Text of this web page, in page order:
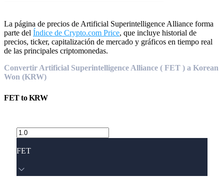
La página de precios de Artificial Superintelligence Alliance forma
parte del Índice de Crypto.com Price, que incluye historial de
precios, ticker, capitalización de mercado y gráficos en tiempo real
de las principales criptomonedas.
Convertir Artificial Superintelligence Alliance ( FET ) a Korean
Won (KRW)
FETtoKRW
FET